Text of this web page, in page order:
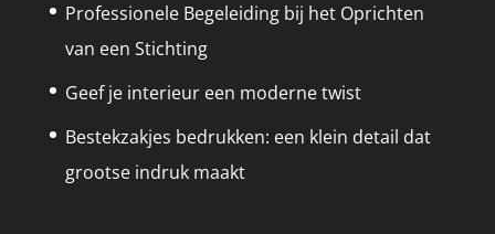
Professionele Begeleiding bij het Oprichten
van een Stichting
Geef je interieur een moderne twist
Bestekzakjes bedrukken: een klein detail dat
grootse indruk maakt